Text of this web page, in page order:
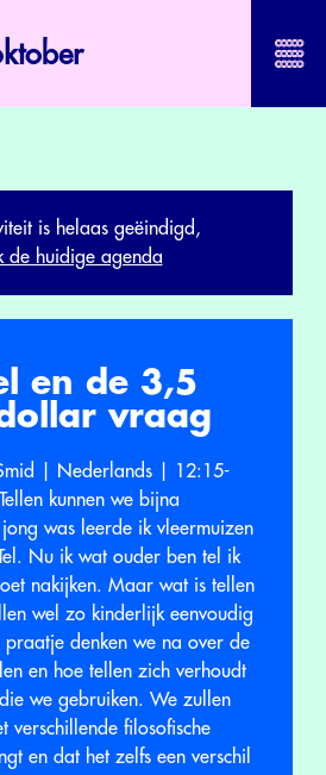
is helaas geëindigd,
de huidige agenda
en de 3,5
vraag
| Nederlands | 12:15-
kunnen we bijna
was leerde ik vleermuizen
Nu ik wat ouder ben tel ik
nakijken. Maar wat is tellen
wel zo kinderlijk eenvoudig
praatje denken we na over de
en hoe tellen zich verhoudt
we gebruiken. We zullen
verschillende filosofische
en dat het zelfs een verschil